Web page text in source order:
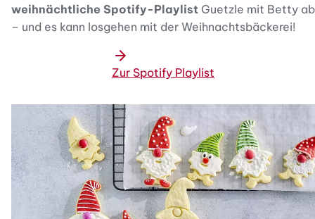
weihnächtliche Spotify-Playlist Guetzle mit Betty ab
– und es kann losgehen mit der Weihnachtsbäckerei!
Zur Spotify Playlist